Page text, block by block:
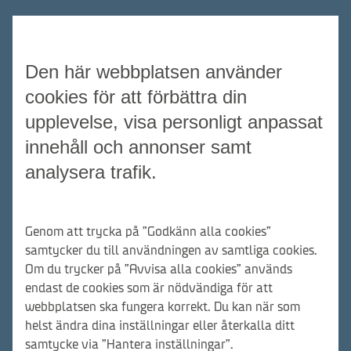
Den här webbplatsen använder
cookies för att förbättra din
upplevelse, visa personligt anpassat
innehåll och annonser samt
analysera trafik.
Genom att trycka på ”Godkänn alla cookies”
samtycker du till användningen av samtliga cookies.
Om du trycker på ”Avvisa alla cookies” används
endast de cookies som är nödvändiga för att
webbplatsen ska fungera korrekt. Du kan när som
helst ändra dina inställningar eller återkalla ditt
samtycke via ”Hantera inställningar”.